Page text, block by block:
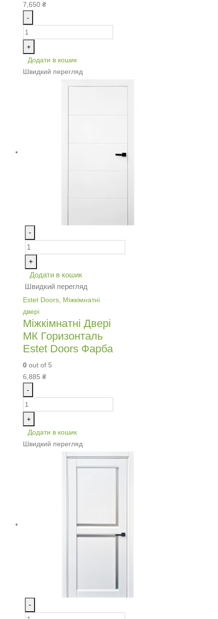
7,650 ₴
-
+
Додати в кошик
Швидкий перегляд
-
+
Додати в кошик
Швидкий перегляд
Estet Doors Міжкімнатні
двері
Міжкімнатні Двері
МК Горизонталь
Estet Doors Фарба
0 out of 5
6,885 ₴
-
+
Додати в кошик
Швидкий перегляд
-